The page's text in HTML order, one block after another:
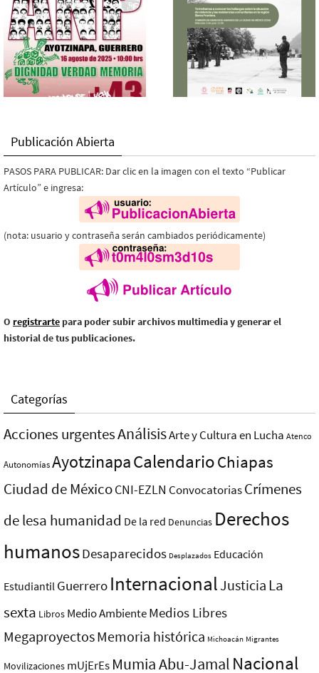
Publicación Abierta
PASOS PARA PUBLICAR: Dar clic en la imagen con el texto “Publicar
Artículo” e ingresa:
(nota: usuario y contraseña serán cambiados periódicamente)
O registrarte para poder subir archivos multimedia y generar el
historial de tus publicaciones.
Categorías
Acciones urgentesAnálisisArte y Cultura en Lucha Atenco
AutonomíasAyotzinapaCalendarioChiapas
Ciudad de MéxicoCNI-EZLN ConvocatoriasCrímenes
de lesa humanidad De la red Denuncias Derechos
humanosDesaparecidos Desplazados Educación
Estudiantil Guerrero InternacionalJusticia La
sexta Libros Medio AmbienteMedios Libres
MegaproyectosMemoria histórica Michoacán Migrantes
Movilizaciones mUjErEs Mumia Abu-Jamal Nacional